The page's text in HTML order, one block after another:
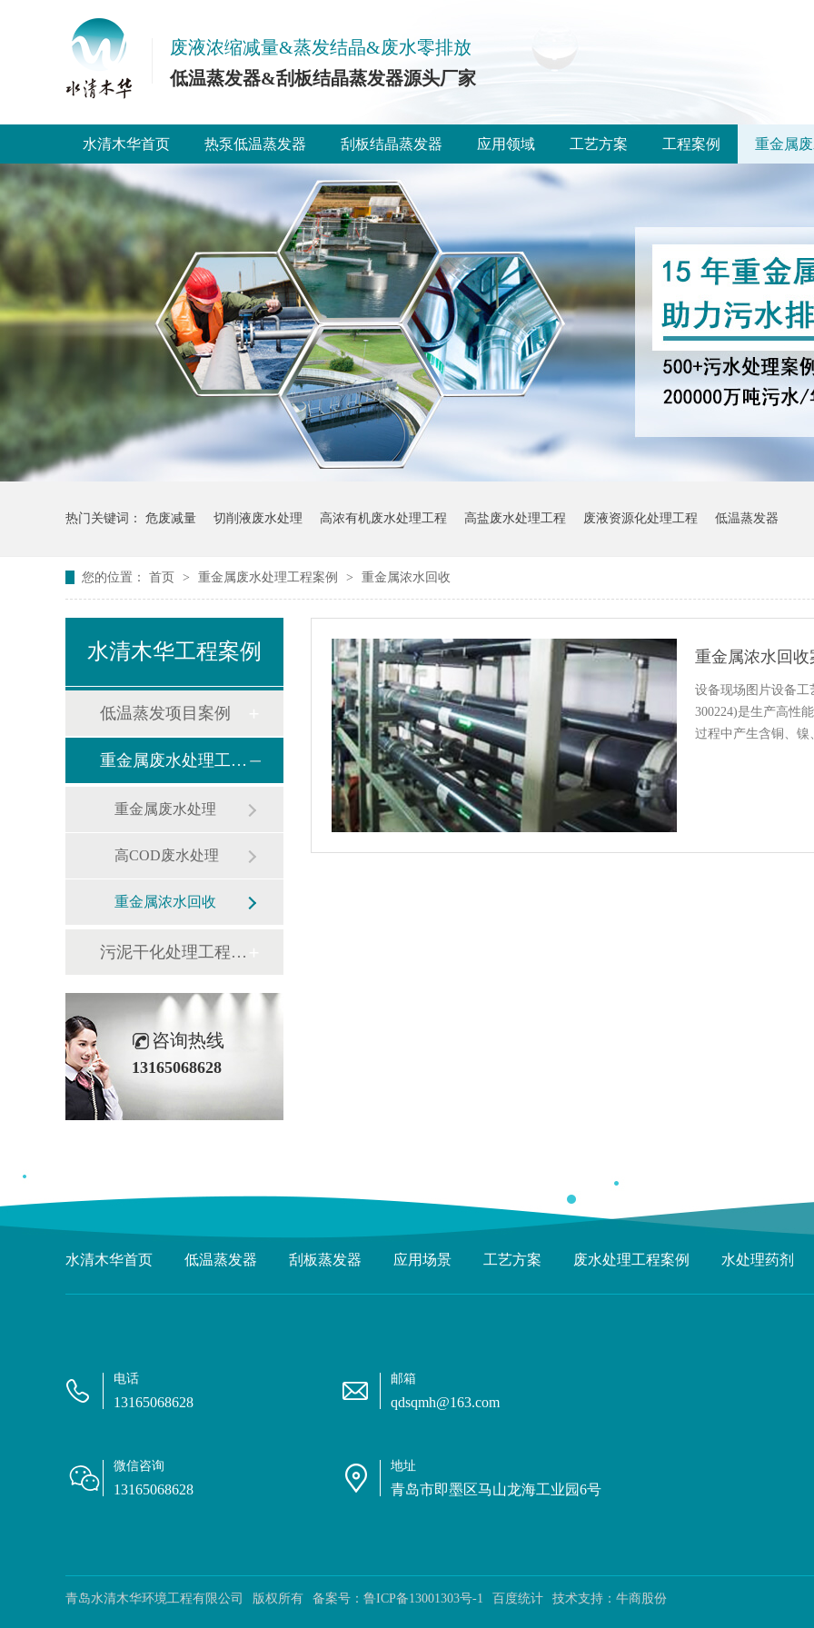
废液浓缩减量&蒸发结晶&废水零排放
低温蒸发器&刮板结晶蒸发器源头厂家
水清木华首页 热泵低温蒸发器 刮板结晶蒸发器 应用领域 工艺方案 工程案例 重金属
热门关键词： 危废减量 切削液废水处理 高浓有机废水处理工程 高盐废水处理工程 废液资源化处理工程 低温蒸发器
您的位置： 首页 > 重金属废水处理工程案例 > 重金属浓水回收
水清木华工程案例
低温蒸发项目案例
重金属废水处理工程案例
重金属废水处理
高COD废水处理
重金属浓水回收
污泥干化处理工程案例
咨询热线
13165068628
重金属浓水回
设备现场图片设备
300224)是生产高性
过程中产生含铜、
水清木华首页 低温蒸发器 刮板蒸发器 应用场景 工艺方案 废水处理工程案例 水处理药剂
电话
13165068628
邮箱
qdsqmh@163.com
微信咨询
13165068628
地址
青岛市即墨区马山龙海工业园6号
青岛水清木华环境工程有限公司 版权所有 备案号： 鲁ICP备13001303号-1 百度统计 技术支持： 牛商股份